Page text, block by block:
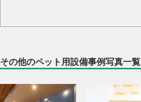
その他のペット用設備事例写真一覧